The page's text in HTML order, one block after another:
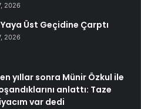
2026
Üst Geçidine Çarptı
2026
yıllar sonra Münir Özkul ile
anlattı: Taze
var dedi